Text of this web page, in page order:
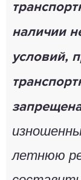
наличии
условий,
летнюю